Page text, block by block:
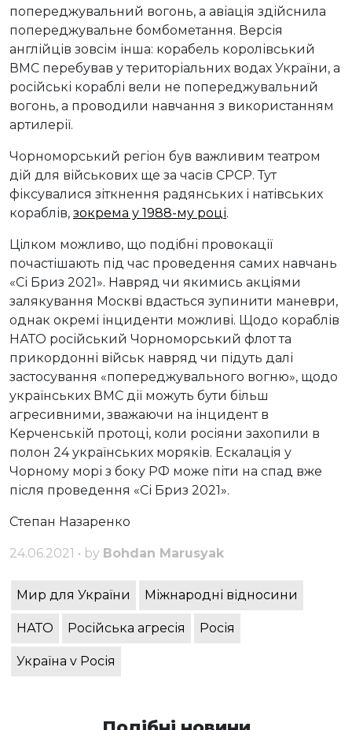
попереджувальний вогонь, а авіація здійснила
попереджувальне бомбометання. Версія
англійців зовсім інша: корабель королівський
ВМС перебував у територіальних водах України, а
російські кораблі вели не попереджувальний
вогонь, а проводили навчання з використанням
артилерії.
Чорноморський регіон був важливим театром
дій для військових ще за часів СРСР. Тут
фіксувалися зіткнення радянських і натівських
кораблів, зокрема у 1988-му році.
Цілком можливо, що подібні провокації
почастішають під час проведення самих навчань
«Сі Бриз 2021». Навряд чи якимись акціями
залякування Москві вдасться зупинити маневри,
однак окремі інциденти можливі. Щодо кораблів
НАТО російський Чорноморський флот та
прикордонні військ навряд чи підуть далі
застосування «попереджувального вогню», щодо
українських ВМС дії можуть бути більш
агресивними, зважаючи на інцидент в
Керченській протоці, коли росіяни захопили в
полон 24 українських моряків. Ескалація у
Чорному морі з боку РФ може піти на спад вже
після проведення «Сі Бриз 2021».
Степан Назаренко
24.06.2021 • by Bohdan Marusyak
Мир для України Міжнародні відносини
НАТО Російська агресія Росія
Україна v Росія